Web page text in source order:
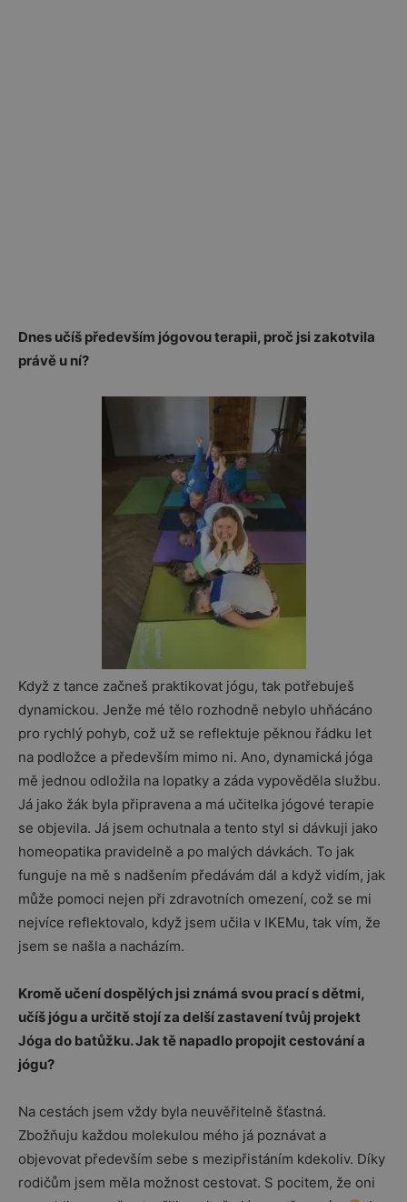
Dnes učíš především jógovou terapii, proč jsi zakotvila
právě u ní?
Když z tance začneš praktikovat jógu, tak potřebuješ
dynamickou. Jenže mé tělo rozhodně nebylo uhňácáno
pro rychlý pohyb, což už se reflektuje pěknou řádku let
na podložce a především mimo ni. Ano, dynamická jóga
mě jednou odložila na lopatky a záda vypověděla službu.
Já jako žák byla připravena a má učitelka jógové terapie
se objevila. Já jsem ochutnala a tento styl si dávkuji jako
homeopatika pravidelně a po malých dávkách. To jak
funguje na mě s nadšením předávám dál a když vidím, jak
může pomoci nejen při zdravotních omezení, což se mi
nejvíce reflektovalo, když jsem učila v IKEMu, tak vím, že
jsem se našla a nacházím.
Kromě učení dospělých jsi známá svou prací s dětmi,
učíš jógu a určitě stojí za delší zastavení tvůj projekt
Jóga do batůžku. Jak tě napadlo propojit cestování a
jógu?
Na cestách jsem vždy byla neuvěřitelně šťastná.
Zbožňuju každou molekulou mého já poznávat a
objevovat především sebe s mezipřistáním kdekoliv. Díky
rodičům jsem měla možnost cestovat. S pocitem, že oni